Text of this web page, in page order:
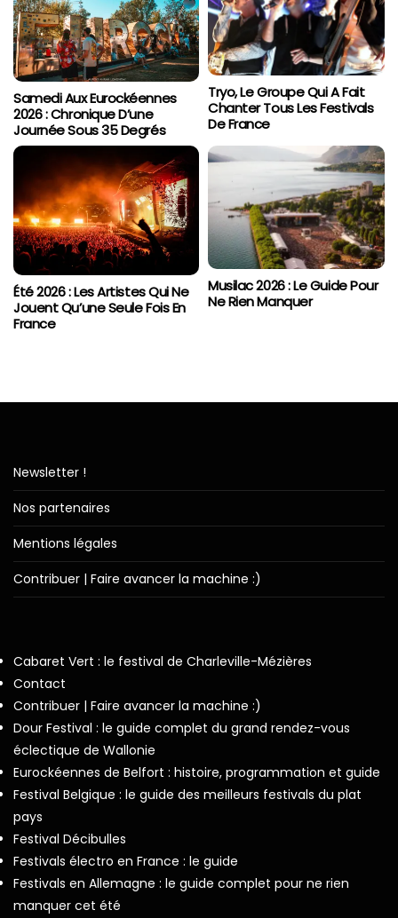
Samedi Aux Eurockéennes
2026 : Chronique D’une
Journée Sous 35 Degrés
Tryo, Le Groupe Qui A Fait
Chanter Tous Les Festivals
De France
Été 2026 : Les Artistes Qui Ne
Jouent Qu’une Seule Fois En
France
Musilac 2026 : Le Guide Pour
Ne Rien Manquer
Newsletter !
Nos partenaires
Mentions légales
Contribuer | Faire avancer la machine :)
Cabaret Vert : le festival de Charleville-Mézières
Contact
Contribuer | Faire avancer la machine :)
Dour Festival : le guide complet du grand rendez-vous
éclectique de Wallonie
Eurockéennes de Belfort : histoire, programmation et guide
Festival Belgique : le guide des meilleurs festivals du plat
pays
Festival Décibulles
Festivals électro en France : le guide
Festivals en Allemagne : le guide complet pour ne rien
manquer cet été